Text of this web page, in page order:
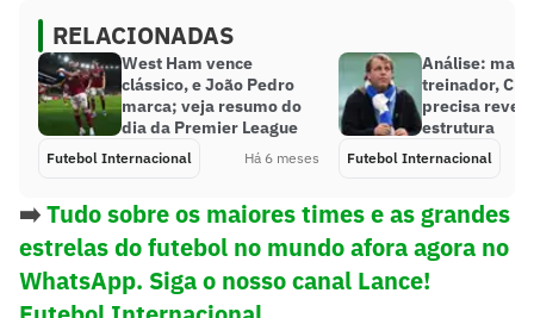
RELACIONADAS
West Ham vence
clássico, e João Pedro
marca; veja resumo do
dia da Premier League
Futebol Internacional Há 6 meses
Análise: mais
treinador,
precisa rever
estrutura
Futebol Internacional
➡️Tudo sobre os maiores times e as grandes
estrelas do futebol no mundo afora agora no
WhatsApp. Siga o nosso canal Lance!